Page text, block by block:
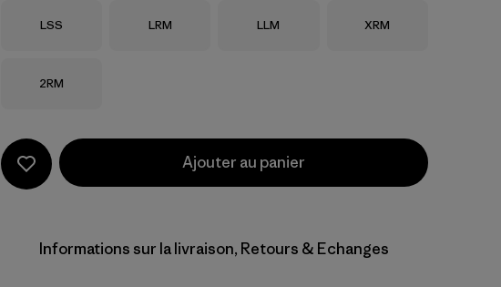
Taille
LSS Taille
LRM Taille
LLM Taille
XRM
Taille
2RM
Ajouter au panier
Informations sur la livraison, Retours & Echanges